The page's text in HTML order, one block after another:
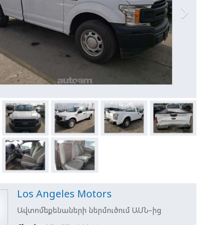

Los Angeles Motors
Ավտոմեքենաների ներմուծում ԱՄՆ–ից